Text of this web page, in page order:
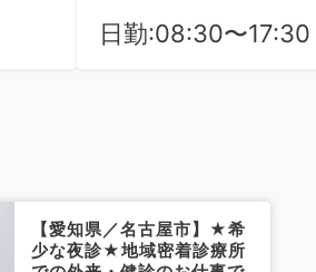
日勤:08:30〜17:30
【愛知県／名古屋市】★希
少な夜診★地域密着診療所